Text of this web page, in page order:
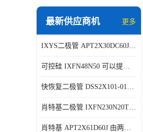
最新供应商机 更多
IXYS二极管 APT2X30DC60J 结构简单
可控硅 IXFN48N50 可以提供稳定的电压输出
快恢复二极管 DSS2X101-015A 具有较高的可靠性
肖特基二极管 IXFN230N20T 可以提供稳定的电压输出
肖特基 APT2X61D60J 由两个半导体材料组成